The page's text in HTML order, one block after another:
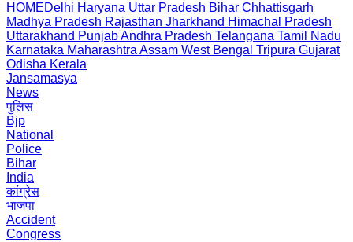
HOMEDelhi Haryana Uttar Pradesh Bihar Chhattisgarh
Madhya Pradesh Rajasthan Jharkhand Himachal Pradesh
Uttarakhand PunjabAndhra Pradesh Telangana Tamil Nadu
Karnataka Maharashtra Assam West Bengal Tripura Gujarat
Odisha Kerala
Jansamasya
News
पुलिस
Bjp
National
Police
Bihar
India
कांग्रेस
भाजपा
Accident
Congress